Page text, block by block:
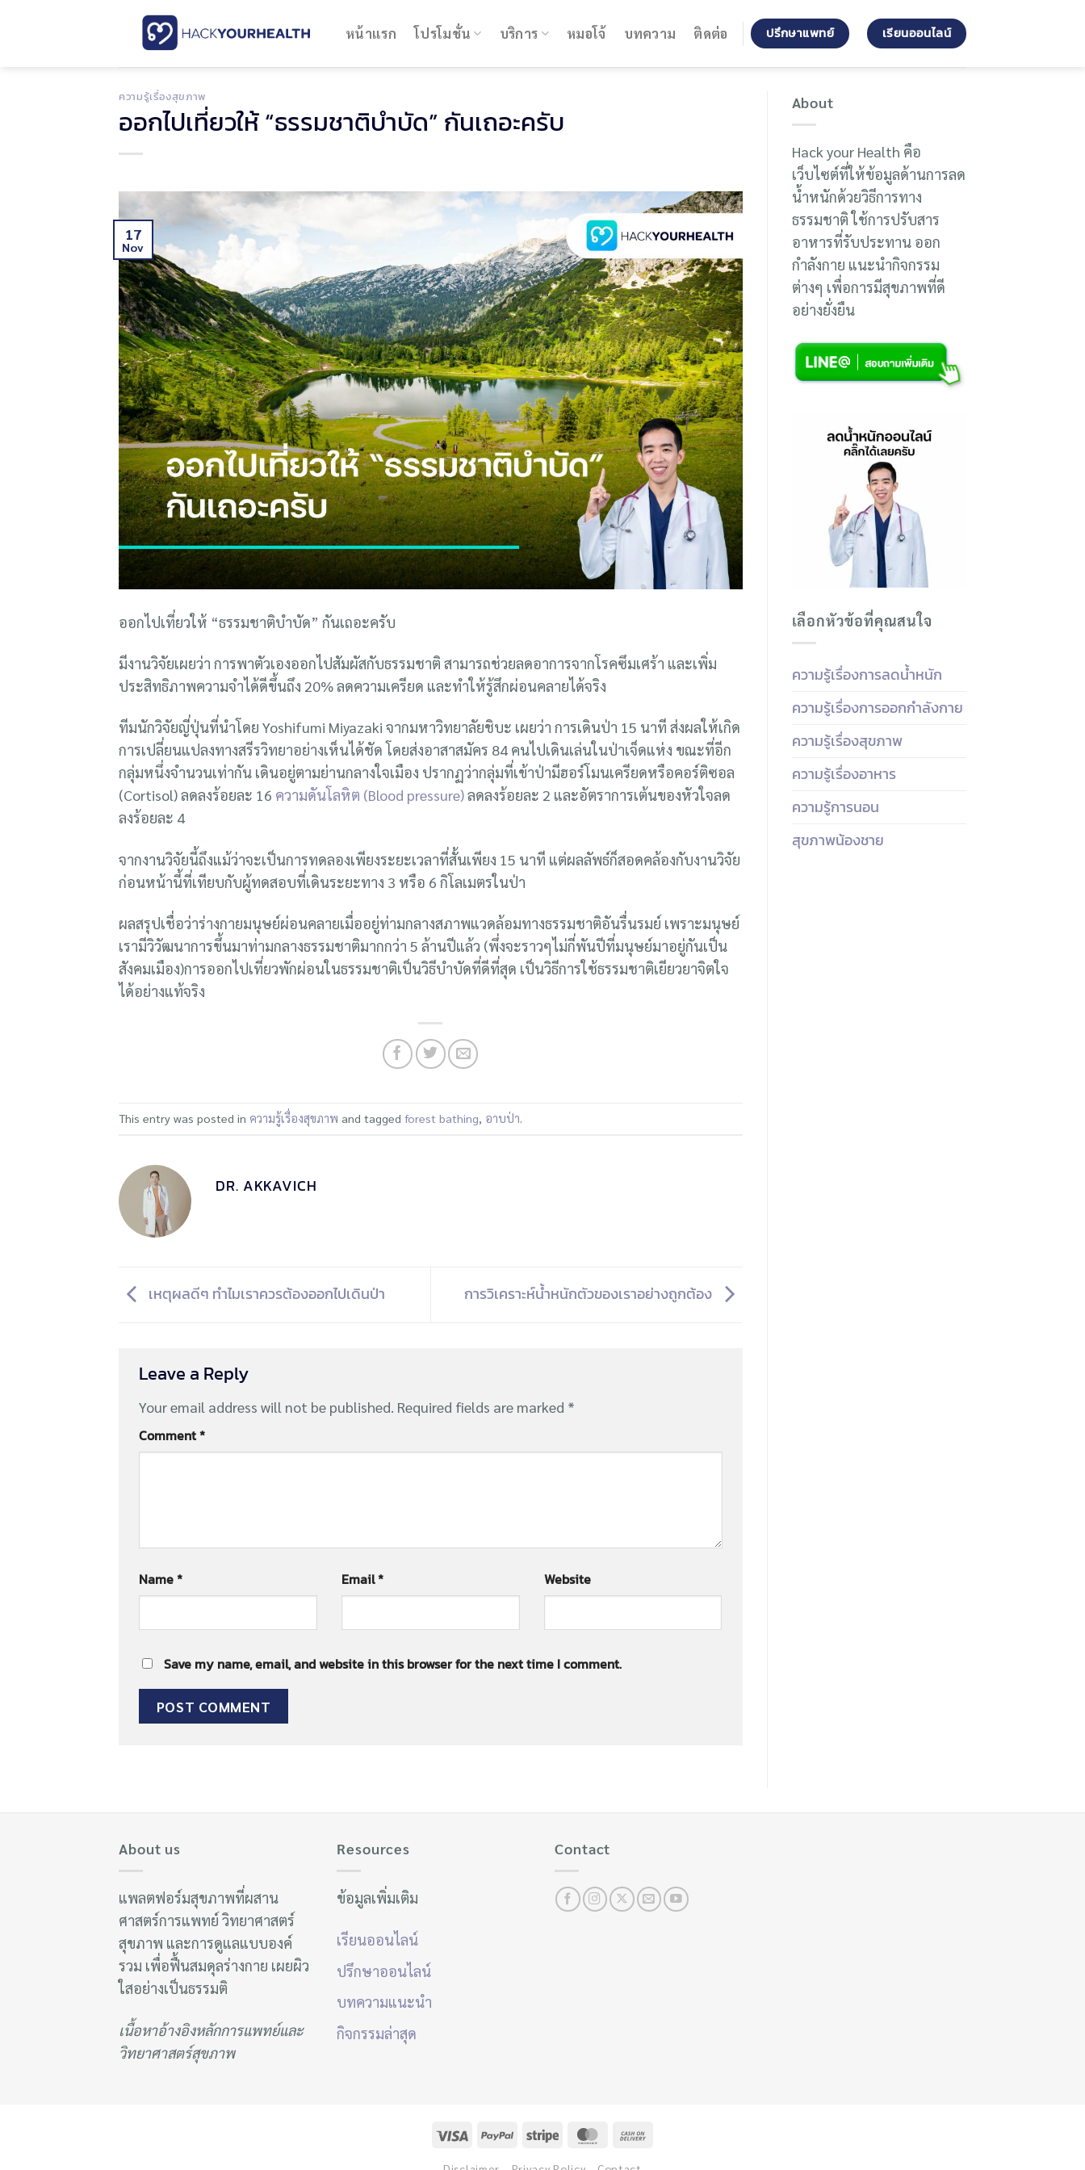
หน้าแรก โปรโมชั่น บริการ หมอโจ้ บทความ ติดต่อ ปรึกษาแพทย์ เรียนออนไลน์
ความรู้เรื่องสุขภาพ
ออกไปเที่ยวให้ “ธรรมชาติบำบัด” กันเถอะครับ
17
Nov
ออกไปเที่ยวให้ “ธรรมชาติบำบัด” กันเถอะครับ
มีงานวิจัยเผยว่า การพาตัวเองออกไปสัมผัสกับธรรมชาติ สามารถช่วยลดอาการจากโรคซึมเศร้า และเพิ่ม
ประสิทธิภาพความจำได้ดีขึ้นถึง 20% ลดความเครียด และทำให้รู้สึกผ่อนคลายได้จริง
ทีมนักวิจัยญี่ปุ่นที่นำโดย Yoshifumi Miyazaki จากมหาวิทยาลัยชิบะ เผยว่า การเดินป่า 15 นาที ส่งผลให้เกิด
การเปลี่ยนแปลงทางสรีรวิทยาอย่างเห็นได้ชัด โดยส่งอาสาสมัคร 84 คนไปเดินเล่นในป่าเจ็ดแห่ง ขณะที่อีก
กลุ่มหนึ่งจำนวนเท่ากัน เดินอยู่ตามย่านกลางใจเมือง ปรากฏว่ากลุ่มที่เข้าป่ามีฮอร์โมนเครียดหรือคอร์ติซอล
(Cortisol) ลดลงร้อยละ 16 ความดันโลหิต (Blood pressure)ลดลงร้อยละ 2 และอัตราการเต้นของหัวใจลด
ลงร้อยละ 4
จากงานวิจัยนี้ถึงแม้ว่าจะเป็นการทดลองเพียงระยะเวลาที่สั้นเพียง 15 นาที แต่ผลลัพธ์ก็สอดคล้องกับงานวิจัย
ก่อนหน้านี้ที่เทียบกับผู้ทดสอบที่เดินระยะทาง 3 หรือ 6 กิโลเมตรในป่า
ผลสรุปเชื่อว่าร่างกายมนุษย์ผ่อนคลายเมื่ออยู่ท่ามกลางสภาพแวดล้อมทางธรรมชาติอันรื่นรมย์ เพราะมนุษย์
เรามีวิวัฒนาการขึ้นมาท่ามกลางธรรมชาติมากกว่า 5 ล้านปีแล้ว (พึ่งจะราวๆไม่กี่พันปีที่มนุษย์มาอยู่กันเป็น
สังคมเมือง)การออกไปเที่ยวพักผ่อนในธรรมชาติเป็นวิธีบำบัดที่ดีที่สุด เป็นวิธีการใช้ธรรมชาติเยียวยาจิตใจ
ได้อย่างแท้จริง
This entry was posted in ความรู้เรื่องสุขภาพ and tagged forest bathing, อาบป่า.
DR. AKKAVICH
เหตุผลดีๆ ทำไมเราควรต้องออกไปเดินป่า การวิเคราะห์น้ำหนักตัวของเราอย่างถูกต้อง
Leave a Reply
Your email address will not be published. Required fields are marked *
Comment*
Name* Email* Website
Save my name, email, and website in this browser for the next time I comment.
About
Hack your Health คือ
เว็บไซต์ที่ให้ข้อมูลด้านการลด
น้ำหนักด้วยวิธีการทาง
ธรรมชาติ ใช้การปรับสาร
อาหารที่รับประทาน ออก
กำลังกาย แนะนำกิจกรรม
ต่างๆ เพื่อการมีสุขภาพที่ดี
อย่างยั่งยืน
เลือกหัวข้อที่คุณสนใจ
ความรู้เรื่องการลดน้ำหนัก
ความรู้เรื่องการออกกำลังกาย
ความรู้เรื่องสุขภาพ
ความรู้เรื่องอาหาร
ความรู้การนอน
สุขภาพน้องชาย
About us
แพลตฟอร์มสุขภาพที่ผสาน
ศาสตร์การแพทย์ วิทยาศาสตร์
สุขภาพ และการดูแลแบบองค์
รวม เพื่อฟื้นสมดุลร่างกาย เผยผิว
ใสอย่างเป็นธรรมติ
เนื้อหาอ้างอิงหลักการแพทย์และ
วิทยาศาสตร์สุขภาพ
Resources
ข้อมูลเพิ่มเติม
เรียนออนไลน์
ปรึกษาออนไลน์
บทความแนะนำ
กิจกรรมล่าสุด
Contact